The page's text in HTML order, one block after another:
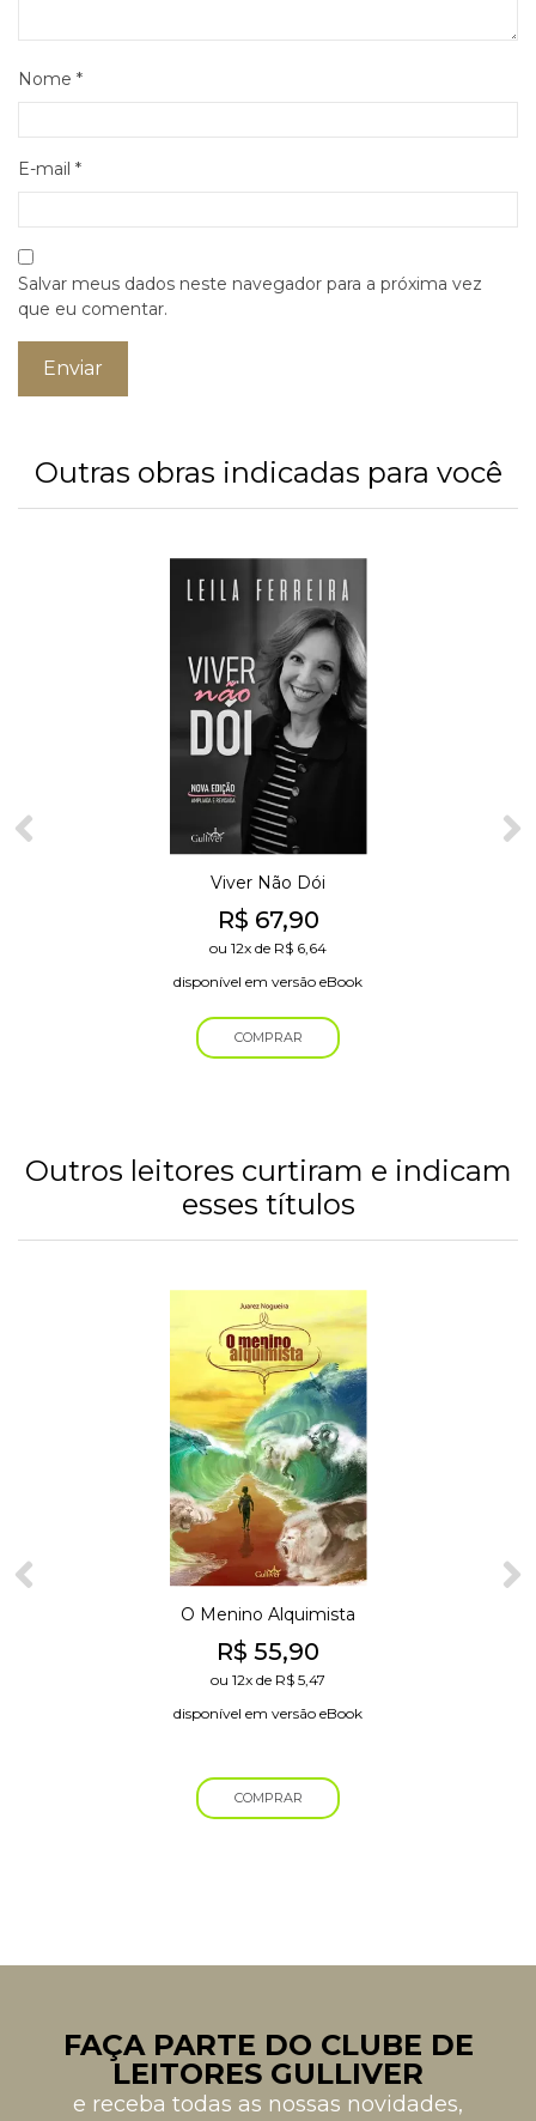
Nome *
E-mail *
Salvar meus dados neste navegador para a próxima vez
que eu comentar.
Outras obras indicadas para você
Viver Não Dói
R$ 67,90
ou 12x de R$ 6,64
disponível em versão eBook
COMPRAR
Outros leitores curtiram e indicam
esses títulos
O Menino Alquimista
R$ 55,90
ou 12x de R$ 5,47
disponível em versão eBook
COMPRAR
FAÇA PARTE DO CLUBE DE
LEITORES GULLIVER
e receba todas as nossas novidades,